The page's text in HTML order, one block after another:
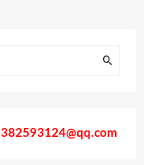
382593124@qq.com